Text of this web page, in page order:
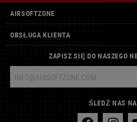
AIRSOFTZONE
OBSŁUGA KLIENTA
ZAPISZ SIĘ DO NASZEGO
ŚLEDŹ NAS NA